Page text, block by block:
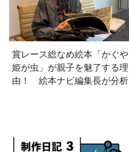
賞レース総なめ絵本「かぐや
姫が虫」が親子を魅了する理
由！ 絵本ナビ編集長が分析